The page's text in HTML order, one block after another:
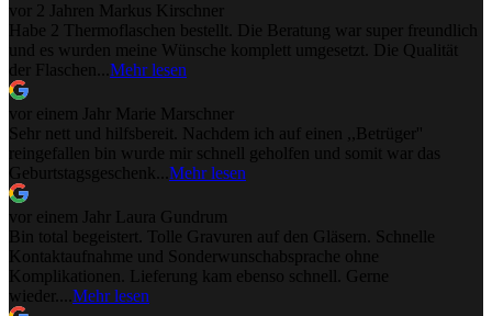
vor 2 Jahren Markus Kirschner
Habe 2 Thermoflaschen bestellt. Die Beratung war super freundlich
und es wurden meine Wünsche komplett umgesetzt. Die Qualität
der Flaschen... Mehr lesen
vor einem Jahr
Marie Marschner
Sehr nett und hilfsbereit. Nachdem ich auf einen ,,Betrüger''
reingefallen bin wurde mir schnell geholfen und somit war das
Geburtstagsgeschenk... Mehr lesen
vor einem Jahr
Laura Gundrum
Bin total begeistert. Tolle Gravuren auf den Gläsern. Schnelle
Kontaktaufnahme und Sonderwunschabsprache ohne
Komplikationen. Lieferung kam ebenso schnell. Gerne
wieder.... Mehr lesen